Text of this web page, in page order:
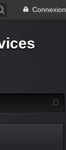
Connexion